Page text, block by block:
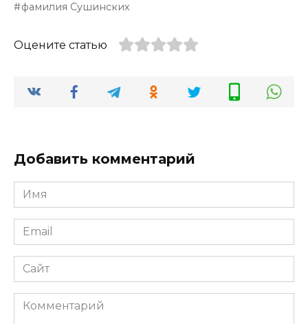
фамилия Сушинских
Оцените статью
Добавить комментарий
Имя
*
Email
*
Сайт
Комментарий